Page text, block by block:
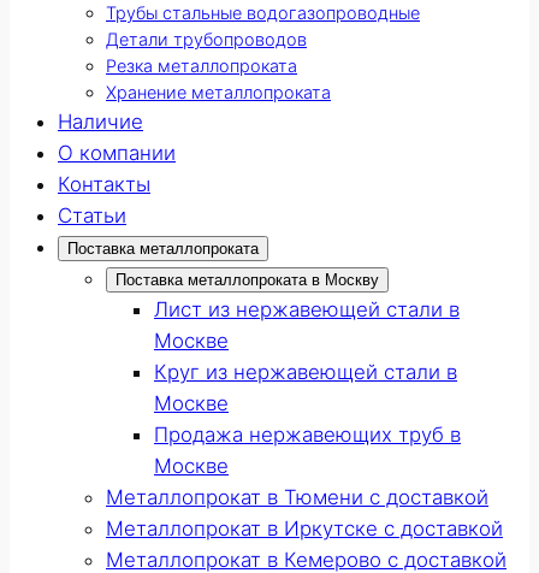
Трубы стальные водогазопроводные
Детали трубопроводов
Резка металлопроката
Хранение металлопроката
Наличие
О компании
Контакты
Статьи
Поставка металлопроката
Поставка металлопроката в Москву
Лист из нержавеющей стали в
Москве
Круг из нержавеющей стали в
Москве
Продажа нержавеющих труб в
Москве
Металлопрокат в Тюмени с доставкой
Металлопрокат в Иркутске с доставкой
Металлопрокат в Кемерово с доставкой